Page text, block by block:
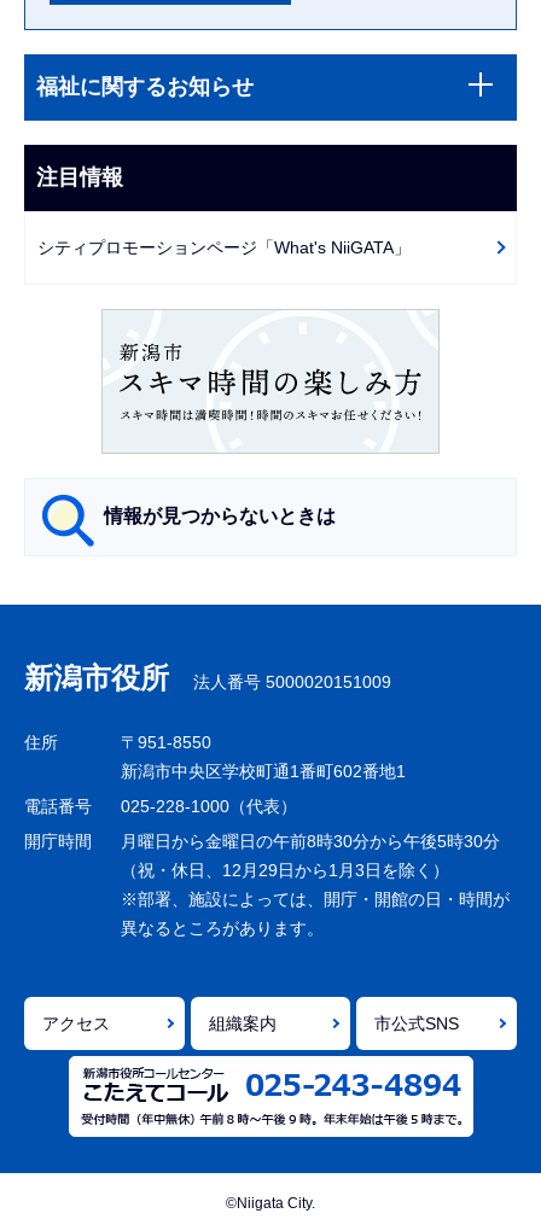
文
こ
ま
で
サ
ブ
ビ
ー
福祉に関するお知らせ
注目情報
シティプロモーションページ「What's NiiGATA」
情報が見つからないときは
ナ
ビ
ゲ
シ
ョ
で
新潟市役所 法人番号 5000020151009
住所
〒951-8550
新潟市中央区学校町通1番町602番地1
電話番号
025-228-1000（代表）
開庁時間
月曜日から金曜日の午前8時30分から午後5時30分
（祝・休日、12月29日から1月3日を除く）
※部署、施設によっては、開庁・開館の日・時間が
異なるところがあります。
アクセス 組織案内 市公式SNS
©Niigata City.